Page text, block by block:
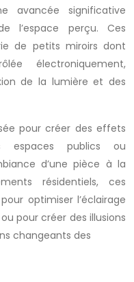
avancée significative
l’espace perçu. Ces
de petits miroirs dont
électroniquement,
de la lumière et des
pour créer des effets
espaces publics ou
d’une pièce à la
résidentiels, ces
optimiser l’éclairage
pour créer des illusions
changeants des